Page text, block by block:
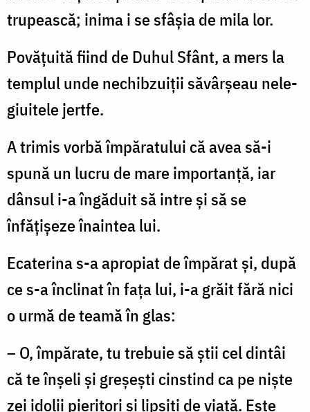
trupească; inima i se sfâșia de mila lor.
Povățuită fiind de Duhul Sfânt, a mers la
templul unde nechibzuiții săvârșeau nele­
giuitele jertfe.
A trimis vorbă împăratului că avea să-i
spună un lucru de mare importanță, iar
dânsul i-a în­găduit să intre și să se
înfățișeze înaintea lui.
Ecaterina s-a apropiat de împărat și, după
ce s-a înclinat în fața lui, i-a grăit fără nici
o urmă de teamă în glas:
– O, împărate, tu trebuie să știi cel dintâi
că te înșeli și greșești cinstind ca pe niște
zei idolii pieritori și lipsiți de viață. Este